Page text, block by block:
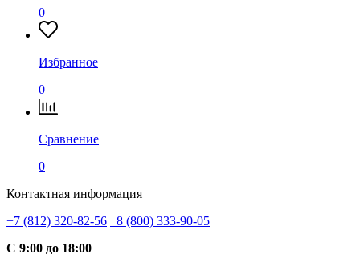
0
Избранное
0
Сравнение
0
Контактная информация
+7 (812) 320-82-56
8 (800) 333-90-05
С 9:00 до 18:00